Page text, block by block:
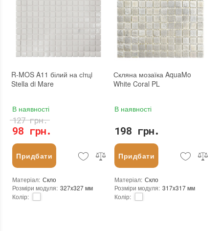
Вага модуля
1,35 кг
Розмір чіпа :
23x23 мм
Товщина чіпа
Площа модуля
0,093 м²
Країна виробника
Україна
Бренд
KrimArt
Тип поверхні
Глянцева
Вид матеріалу:
Мармур
:
новий
Площа модуля: 0,1 м²
Країна виробника: Китай
Бренд: Vivacer
Тип поверхні: Глянцева
новий
Зі знижкою
R-MOS A11 білий на сiтцi
Stella di Mare
В наявності
98 грн.
127 грн.
Придбати
Матеріал: Скло
Розміри модуля: 327x327 мм
Колір:
Скляна мозаїка AquaMo
White Coral PL
В наявності
198 грн.
Придбати
Матеріал: Скло
Розміри модуля: 317x317 мм
Колір: